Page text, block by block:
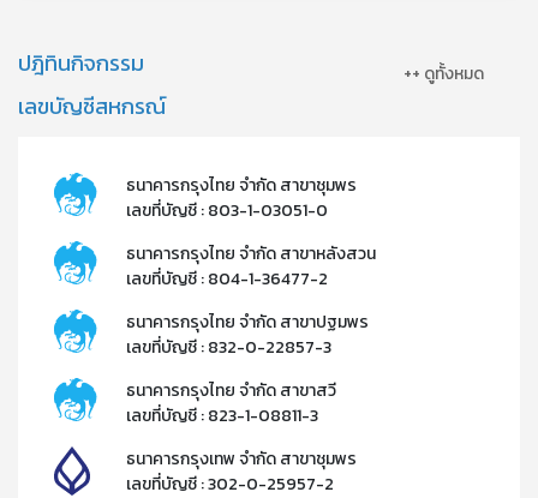
ปฎิทินกิจกรรม ++ ดูทั้งหมด
เลขบัญชีสหกรณ์
ธนาคารกรุงไทย จำกัด สาขาชุมพร
เลขที่บัญชี : 803-1-03051-0
ธนาคารกรุงไทย จำกัด สาขาหลังสวน
เลขที่บัญชี : 804-1-36477-2​
ธนาคารกรุงไทย จำกัด สาขาปฐมพร
เลขที่บัญชี : 832-0-22857-3​
ธนาคารกรุงไทย จำกัด สาขาสวี
เลขที่บัญชี : 823-1-08811-3​
ธนาคารกรุงเทพ จำกัด สาขาชุมพร
เลขที่บัญชี : 302-0-25957-2​